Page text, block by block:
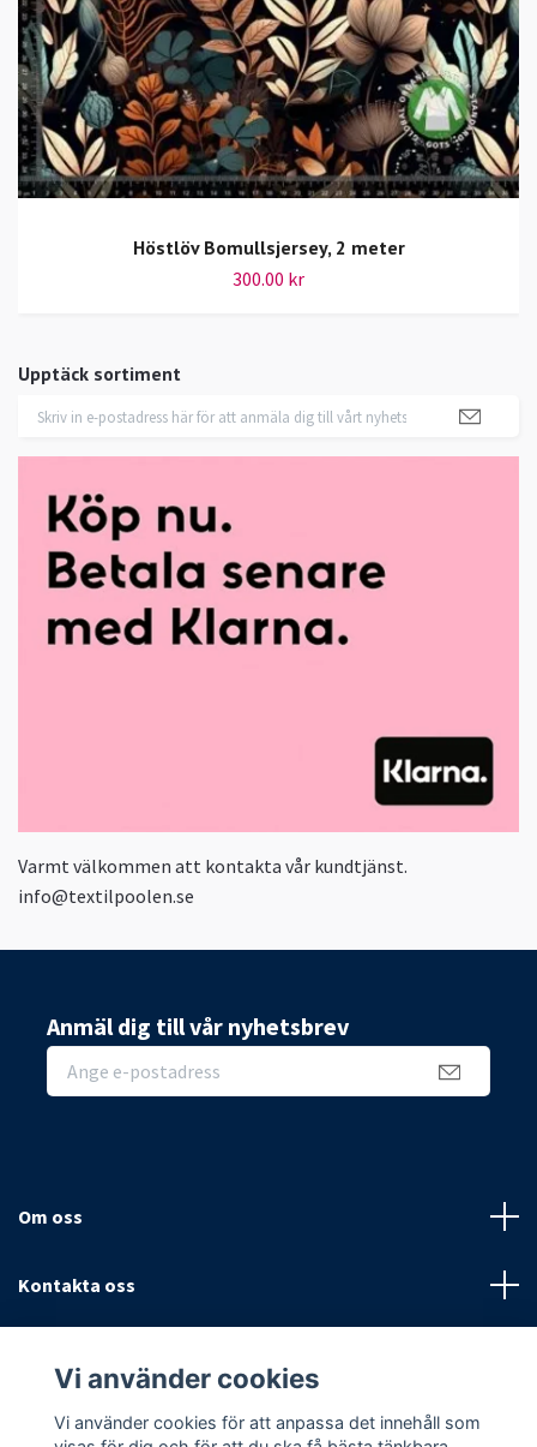
Upptäck sortiment
Varmt välkommen att kontakta vår kundtjänst.
info@textilpoolen.se
Höstlöv Bomullsjersey, 2 meter
300.00 kr
Anmäl dig till vår nyhetsbrev
Om oss
Kontakta oss
Sociala medier
Vi använder cookies
Vi använder cookies för att anpassa det innehåll som